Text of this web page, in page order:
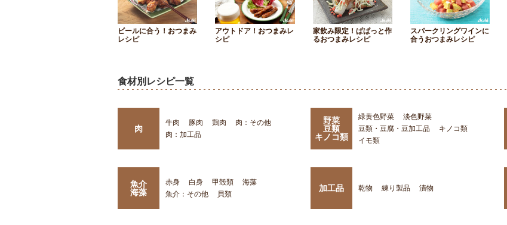
ビールに合う！おつまみ
レシピ
アウトドア！おつまみレ
シピ
家飲み限定！ぱぱっと作
るおつまみレシピ
スパークリングワインに
合うおつまみレシピ
食材別レシピ一覧
肉
牛肉 豚肉 鶏肉
肉：その他
肉：加工品
野菜
豆類
キノコ類
緑黄色野菜
淡色野菜
豆類・豆腐・豆加工品
キノコ類
イモ類
魚介
海藻
赤身 白身 甲殻類
海藻
魚介：その他
貝類
加工品 乾物 練り製品 漬物